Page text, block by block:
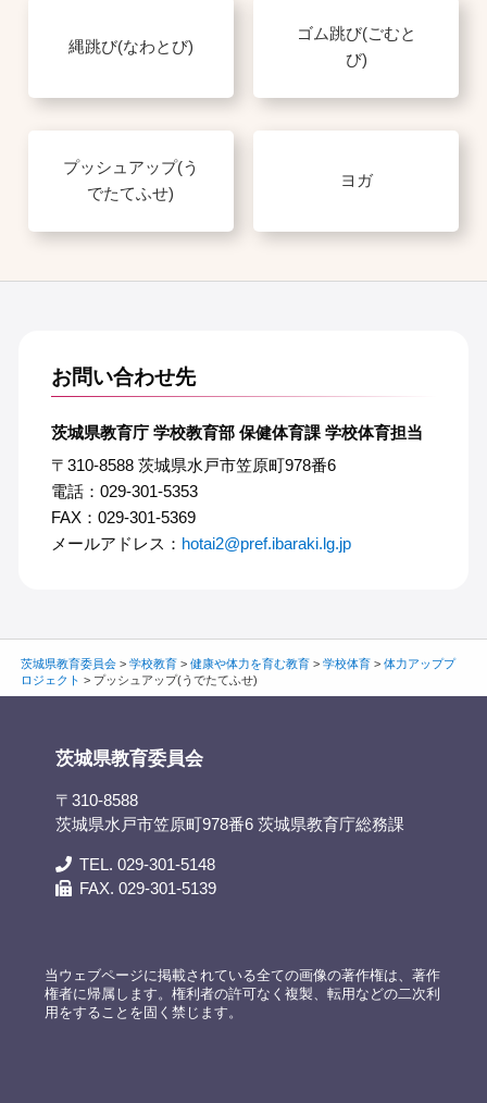
縄跳び(なわとび)
ゴム跳び(ごむと
び)
プッシュアップ(う
でたてふせ)
ヨガ
お問い合わせ先
茨城県教育庁 学校教育部 保健体育課 学校体育担当
〒310-8588 茨城県水戸市笠原町978番6
電話：029-301-5353
FAX：029-301-5369
メールアドレス： hotai2@pref.ibaraki.lg.jp
茨城県教育委員会> 学校教育> 健康や体力を育む教育> 学校体育> 体力アッププ
ロジェクト > プッシュアップ(うでたてふせ)
茨城県教育委員会
〒310-8588
茨城県水戸市笠原町978番6 茨城県教育庁総務課
TEL. 029-301-5148
FAX. 029-301-5139
当ウェブページに掲載されている全ての画像の著作権は、著作
権者に帰属します。権利者の許可なく複製、転用などの二次利
用をすることを固く禁じます。